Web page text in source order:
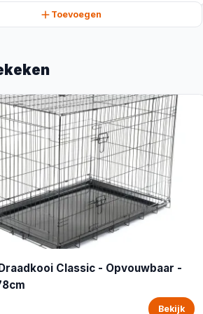
Toevoegen
Classic - Opvouwbaar -
Bekijk